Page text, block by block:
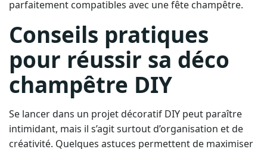
Conseils pratiques
pour réussir sa déco
champêtre DIY
Se lancer dans un projet décoratif DIY peut paraître
intimidant, mais il s’agit surtout d’organisation et de
créativité. Quelques astuces permettent de maximiser
le résultat tout en respectant un budget raisonnable.